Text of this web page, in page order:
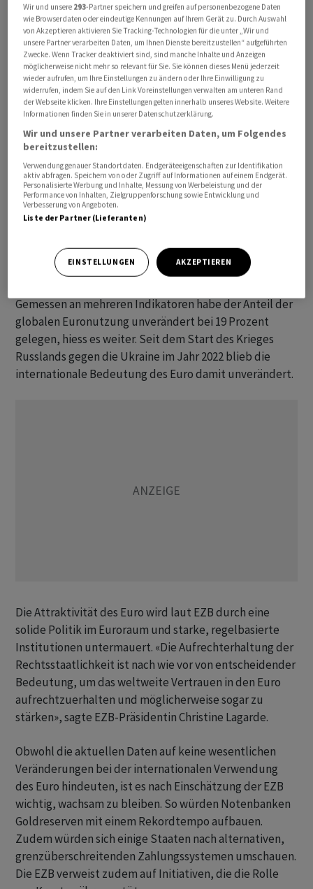
Europäische Zentralbank (EZB) am Mittwoch in
Frankfurt mit. Der Anteil des Euro an den weltweiten
amtlichen Devisenreserven lag bereinigt um
Wechselkursveränderungen wenig verändert bei 20,0
Prozent. Eine Reservewährung ist eine global wichtige
Währung, die auch von anderen Notenbanken gehalten
wird.
Mit Abstand am meisten genutzt wird hier weiterhin der
US-Dollar. Sein Anteil an den weltweiten
Devisenreserven fiel aber um 2,0 Prozentpunkte auf
57,8 Prozent. Angesichts der erratischen Zollpolitik von
US-Präsident Donald Trump und der hohen
als sicherer Hafen von einigen Experten zuletzt infrage
gestellt.
Gemessen an mehreren Indikatoren habe der Anteil der
globalen Euronutzung unverändert bei 19 Prozent
gelegen, hiess es weiter. Seit dem Start des Krieges
Russlands gegen die Ukraine im Jahr 2022 blieb die
internationale Bedeutung des Euro damit unverändert.
Die Attraktivität des Euro wird laut EZB durch eine
solide Politik im Euroraum und starke, regelbasierte
Institutionen untermauert. «Die Aufrechterhaltung der
Rechtsstaatlichkeit ist nach wie vor von entscheidender
Bedeutung, um das weltweite Vertrauen in den Euro
aufrechtzuerhalten und möglicherweise sogar zu
stärken», sagte EZB-Präsidentin Christine Lagarde.
Obwohl die aktuellen Daten auf keine wesentlichen
Veränderungen bei der internationalen Verwendung
des Euro hindeuten, ist es nach Einschätzung der EZB
wichtig, wachsam zu bleiben. So würden Notenbanken
Goldreserven mit einem Rekordtempo aufbauen.
Zudem würden sich einige Staaten nach alternativen,
grenzüberschreitenden Zahlungssystemen umschauen.
Die EZB verweist zudem auf Initiativen, die die Rolle
Wir und unsere 293-Partner speichern und greifen auf personenbezogene Daten
wie Browserdaten oder eindeutige Kennungen auf Ihrem Gerät zu. Durch Auswahl
von Akzeptieren aktivieren Sie Tracking-Technologien für die unter „Wir und
unsere Partner verarbeiten Daten, um Ihnen Dienste bereitzustellen“ aufgeführten
Zwecke. Wenn Tracker deaktiviert sind, sind manche Inhalte und Anzeigen
möglicherweise nicht mehr so relevant für Sie. Sie können dieses Menü jederzeit
wieder aufrufen, um Ihre Einstellungen zu ändern oder Ihre Einwilligung zu
widerrufen, indem Sie auf den Link Voreinstellungen verwalten am unteren Rand
der Webseite klicken. Ihre Einstellungen gelten innerhalb unseres Website. Weitere
Informationen finden Sie in unserer Datenschutzerklärung.
Wir und unsere Partner verarbeiten Daten, um Folgendes
bereitzustellen:
Verwendung genauer Standortdaten. Endgeräteeigenschaften zur Identifikation
aktiv abfragen. Speichern von oder Zugriff auf Informationen auf einem Endgerät.
Personalisierte Werbung und Inhalte, Messung von Werbeleistung und der
Performance von Inhalten, Zielgruppenforschung sowie Entwicklung und
Verbesserung von Angeboten.
Liste der Partner (Lieferanten)
EINSTELLUNGEN AKZEPTIEREN